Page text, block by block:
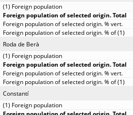
Roda de Berà
Constantí